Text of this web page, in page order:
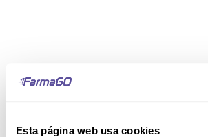
Esta página web usa cookies